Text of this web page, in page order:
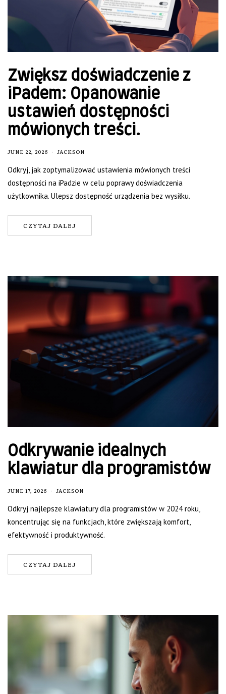
Zwiększ doświadczenie z
iPadem: Opanowanie
ustawień dostępności
mówionych treści.
JUNE 22, 2026 JACKSON
Odkryj, jak zoptymalizować ustawienia mówionych treści
dostępności na iPadzie w celu poprawy doświadczenia
użytkownika. Ulepsz dostępność urządzenia bez wysiłku.
CZYTAJ DALEJ
Odkrywanie idealnych
klawiatur dla programistów
JUNE 17, 2026 JACKSON
Odkryj najlepsze klawiatury dla programistów w 2024 roku,
koncentrując się na funkcjach, które zwiększają komfort,
efektywność i produktywność.
CZYTAJ DALEJ